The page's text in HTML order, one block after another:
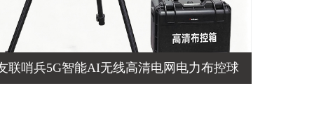
联哨兵5G智能AI无线高清电网电力布控球